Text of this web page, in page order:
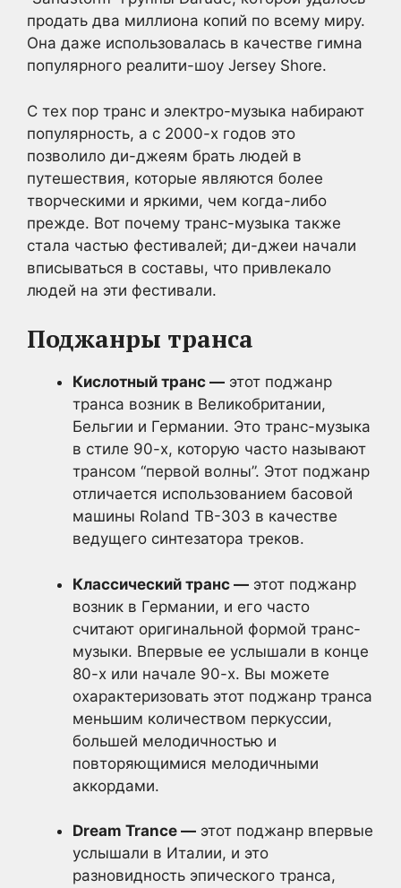
продать два миллиона копий по всему миру.
Она даже использовалась в качестве гимна
популярного реалити-шоу Jersey Shore.
С тех пор транс и электро-музыка набирают
популярность, а с 2000-х годов это
позволило ди-джеям брать людей в
путешествия, которые являются более
творческими и яркими, чем когда-либо
прежде. Вот почему транс-музыка также
стала частью фестивалей; ди-джеи начали
вписываться в составы, что привлекало
людей на эти фестивали.
Поджанры транса
Кислотный транс — этот поджанр
транса возник в Великобритании,
Бельгии и Германии. Это транс-музыка
в стиле 90-х, которую часто называют
трансом “первой волны”. Этот поджанр
отличается использованием басовой
машины Roland TB-303 в качестве
ведущего синтезатора треков.
Классический транс — этот поджанр
возник в Германии, и его часто
считают оригинальной формой транс-
музыки. Впервые ее услышали в конце
80-х или начале 90-х. Вы можете
охарактеризовать этот поджанр транса
меньшим количеством перкуссии,
большей мелодичностью и
повторяющимися мелодичными
аккордами.
Dream Trance — этот поджанр впервые
услышали в Италии, и это
разновидность эпического транса,